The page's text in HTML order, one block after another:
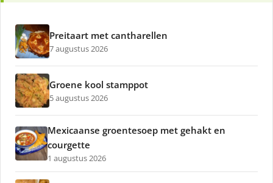
Preitaart met cantharellen
7 augustus 2026
Groene kool stamppot
5 augustus 2026
Mexicaanse groentesoep met gehakt en
courgette
1 augustus 2026